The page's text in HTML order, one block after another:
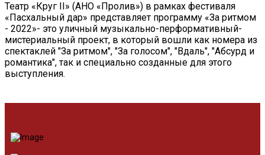
Театр «Круг II» (АНО «Пролив») в рамках фестиваля
«Пасхальный дар» представляет программу «За ритмом
- 2022»- это уличный музыкально-перформативный-
мистериальный проект, в который вошли как номера из
спектаклей "За ритмом", "За голосом", "Вдаль", "Абсурд и
романтика", так и специально созданные для этого
выступления.